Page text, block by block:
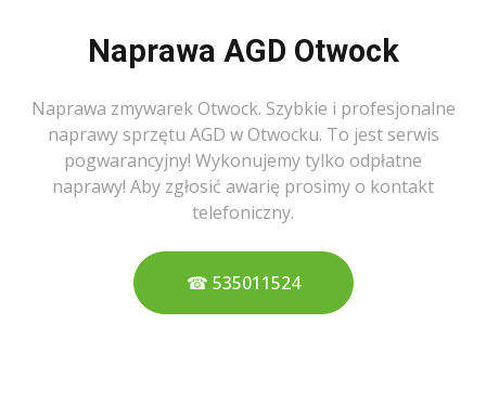
Naprawa AGD Otwock
Naprawa zmywarek Otwock. Szybkie i profesjonalne
naprawy sprzętu AGD w Otwocku. To jest serwis
pogwarancyjny! Wykonujemy tylko odpłatne
naprawy! Aby zgłosić awarię prosimy o kontakt
telefoniczny.
☎ 535011524